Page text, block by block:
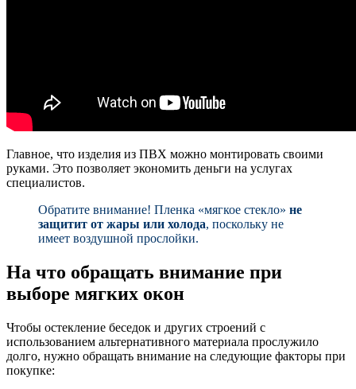
Главное, что изделия из ПВХ можно монтировать своими
руками. Это позволяет экономить деньги на услугах
специалистов.
Обратите внимание! Пленка «мягкое стекло» не
защитит от жары или холода, поскольку не
имеет воздушной прослойки.
На что обращать внимание при
выборе мягких окон
Чтобы остекление беседок и других строений с
использованием альтернативного материала прослужило
долго, нужно обращать внимание на следующие факторы при
покупке: